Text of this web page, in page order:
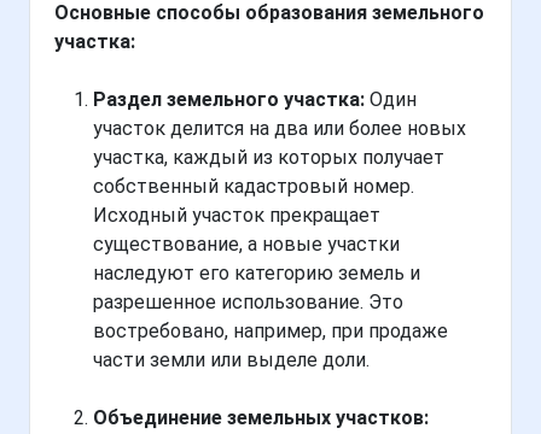
Основные способы образования земельного
участка:
Раздел земельного участка: Один
участок делится на два или более новых
участка, каждый из которых получает
собственный кадастровый номер.
Исходный участок прекращает
существование, а новые участки
наследуют его категорию земель и
разрешенное использование. Это
востребовано, например, при продаже
части земли или выделе доли.
Объединение земельных участков: